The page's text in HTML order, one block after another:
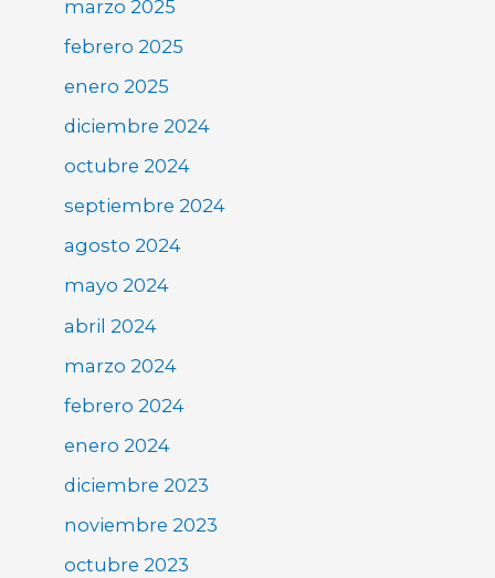
marzo 2025
febrero 2025
enero 2025
diciembre 2024
octubre 2024
septiembre 2024
agosto 2024
mayo 2024
abril 2024
marzo 2024
febrero 2024
enero 2024
diciembre 2023
noviembre 2023
octubre 2023